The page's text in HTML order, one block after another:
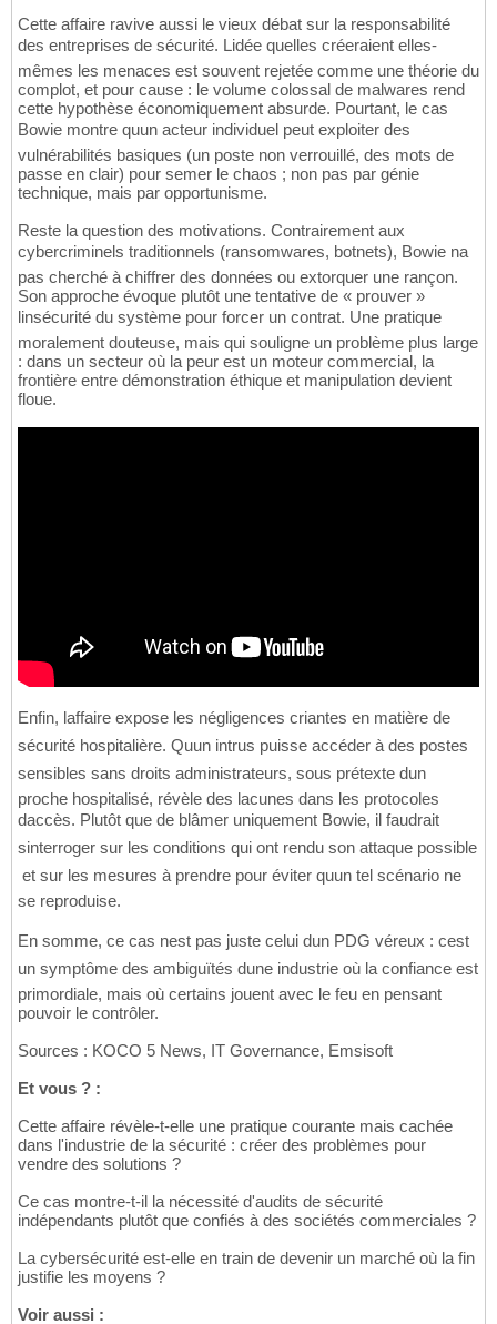
Cette affaire ravive aussi le vieux débat sur la responsabilité
des entreprises de sécurité. Lidée quelles créeraient elles-
mêmes les menaces est souvent rejetée comme une théorie du
complot, et pour cause : le volume colossal de malwares rend
cette hypothèse économiquement absurde. Pourtant, le cas
Bowie montre quun acteur individuel peut exploiter des
vulnérabilités basiques (un poste non verrouillé, des mots de
passe en clair) pour semer le chaos ; non pas par génie
technique, mais par opportunisme.
Reste la question des motivations. Contrairement aux
cybercriminels traditionnels (ransomwares, botnets), Bowie na
pas cherché à chiffrer des données ou extorquer une rançon.
Son approche évoque plutôt une tentative de « prouver »
linsécurité du système pour forcer un contrat. Une pratique
moralement douteuse, mais qui souligne un problème plus large
: dans un secteur où la peur est un moteur commercial, la
frontière entre démonstration éthique et manipulation devient
floue.
Enfin, laffaire expose les négligences criantes en matière de
sécurité hospitalière. Quun intrus puisse accéder à des postes
sensibles sans droits administrateurs, sous prétexte dun
proche hospitalisé, révèle des lacunes dans les protocoles
daccès. Plutôt que de blâmer uniquement Bowie, il faudrait
sinterroger sur les conditions qui ont rendu son attaque possible
 et sur les mesures à prendre pour éviter quun tel scénario ne
se reproduise.
En somme, ce cas nest pas juste celui dun PDG véreux : cest
un symptôme des ambiguïtés dune industrie où la confiance est
primordiale, mais où certains jouent avec le feu en pensant
pouvoir le contrôler.
Sources : KOCO 5 News, IT Governance, Emsisoft
Et vous ? :
Cette affaire révèle-t-elle une pratique courante mais cachée
dans l'industrie de la sécurité : créer des problèmes pour
vendre des solutions ?
Ce cas montre-t-il la nécessité d'audits de sécurité
indépendants plutôt que confiés à des sociétés commerciales ?
La cybersécurité est-elle en train de devenir un marché où la fin
justifie les moyens ?
Voir aussi :